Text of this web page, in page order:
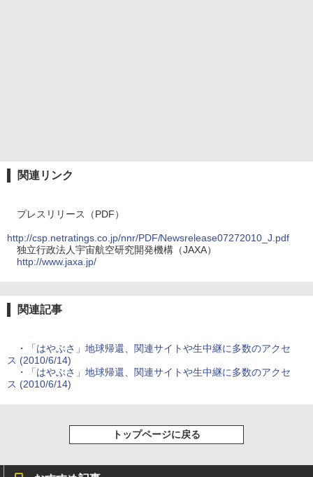
関連リンク
プレスリリース（PDF）
http://csp.netratings.co.jp/nnr/PDF/Newsrelease07272010_J.pdf
独立行政法人宇宙航空研究開発機構（JAXA）
http://www.jaxa.jp/
関連記事
・
「はやぶさ」地球帰還、関連サイトや生中継に多数のアクセ
ス (2010/6/14)
・
「はやぶさ」地球帰還、関連サイトや生中継に多数のアクセ
ス (2010/6/14)
トップページに戻る